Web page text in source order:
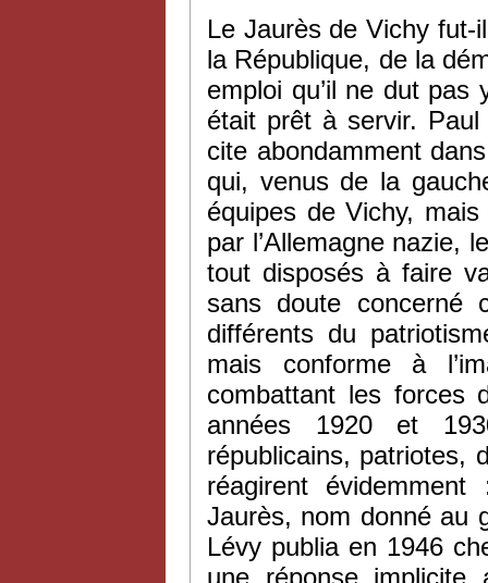
Le Jaurès de Vichy fut-
la République, de la
emploi qu’il ne dut
était prêt à servir.
cite abondamment
qui, venus de la
équipes de Vichy,
par l’Allemagne nazie,
tout disposés à faire
sans doute concerné
différents du
mais conforme à
combattant les forces
années 1920 et
républicains, patriotes,
réagirent
Jaurès, nom donné au
Lévy publia en 1946
une réponse implicite